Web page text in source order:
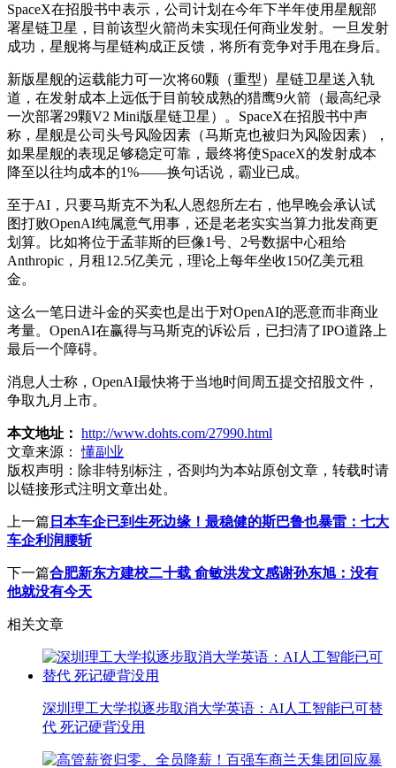
SpaceX在招股书中表示，公司计划在今年下半年使用星舰部
署星链卫星，目前该型火箭尚未实现任何商业发射。一旦发射
成功，星舰将与星链构成正反馈，将所有竞争对手甩在身后。
新版星舰的运载能力可一次将60颗（重型）星链卫星送入轨
道，在发射成本上远低于目前较成熟的猎鹰9火箭（最高纪录
一次部署29颗V2 Mini版星链卫星）。SpaceX在招股书中声
称，星舰是公司头号风险因素（马斯克也被归为风险因素），
如果星舰的表现足够稳定可靠，最终将使SpaceX的发射成本
降至以往均成本的1%——换句话说，霸业已成。
至于AI，只要马斯克不为私人恩怨所左右，他早晚会承认试
图打败OpenAI纯属意气用事，还是老老实实当算力批发商更
划算。比如将位于孟菲斯的巨像1号、2号数据中心租给
Anthropic，月租12.5亿美元，理论上每年坐收150亿美元租
金。
这么一笔日进斗金的买卖也是出于对OpenAI的恶意而非商业
考量。OpenAI在赢得与马斯克的诉讼后，已扫清了IPO道路上
最后一个障碍。
消息人士称，OpenAI最快将于当地时间周五提交招股文件，
争取九月上市。
本文地址： http://www.dohts.com/27990.html
文章来源：
懂副业
版权声明： 除非特别标注，否则均为本站原创文章，转载时请
以链接形式注明文章出处。
上一篇 日本车企已到生死边缘！最稳健的斯巴鲁也暴雷：七大
车企利润腰斩
下一篇合肥新东方建校二十载 俞敏洪发文感谢孙东旭：没有
他就没有今天
相关文章
深圳理工大学拟逐步取消大学英语：AI人工智能已可替
代 死记硬背没用